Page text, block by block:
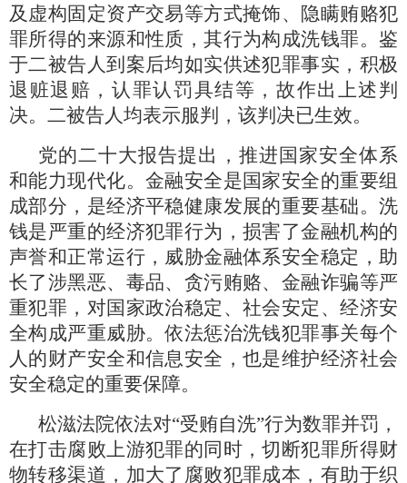
及虚构固定资产交易等方式掩饰、隐瞒贿赂犯
罪所得的来源和性质，其行为构成洗钱罪。鉴
于二被告人到案后均如实供述犯罪事实，积极
退赃退赔，认罪认罚具结等，故作出上述判
决。二被告人均表示服判，该判决已生效。
党的二十大报告提出，推进国家安全体系
和能力现代化。金融安全是国家安全的重要组
成部分，是经济平稳健康发展的重要基础。洗
钱是严重的经济犯罪行为，损害了金融机构的
声誉和正常运行，威胁金融体系安全稳定，助
长了涉黑恶、毒品、贪污贿赂、金融诈骗等严
重犯罪，对国家政治稳定、社会安定、经济安
全构成严重威胁。依法惩治洗钱犯罪事关每个
人的财产安全和信息安全，也是维护经济社会
安全稳定的重要保障。
松滋法院依法对“受贿自洗”行为数罪并罚，
在打击腐败上游犯罪的同时，切断犯罪所得财
物转移渠道，加大了腐败犯罪成本，有助于织